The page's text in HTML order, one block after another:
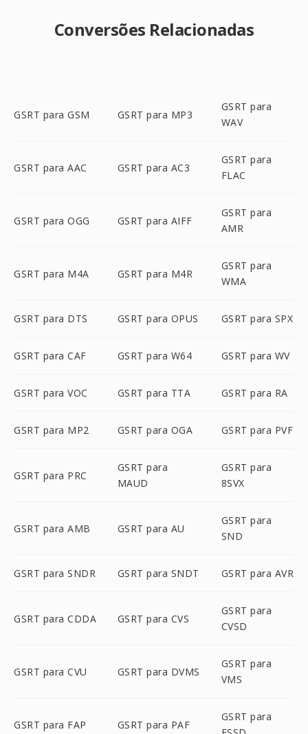
Conversões Relacionadas
GSRT para GSM GSRT para MP3
GSRT para
WAV
GSRT para AAC GSRT para AC3
GSRT para
FLAC
GSRT para OGG GSRT para AIFF
GSRT para
AMR
GSRT para M4A GSRT para M4R
GSRT para
WMA
GSRT para DTS GSRT para OPUS GSRT para SPX
GSRT para CAF GSRT para W64 GSRT para WV
GSRT para VOC GSRT para TTA GSRT para RA
GSRT para MP2 GSRT para OGA GSRT para PVF
GSRT para PRC
GSRT para
MAUD
GSRT para
8SVX
GSRT para AMB GSRT para AU
GSRT para
SND
GSRT para SNDR GSRT para SNDT GSRT para AVR
GSRT para CDDA GSRT para CVS
GSRT para
CVSD
GSRT para CVU GSRT para DVMS
GSRT para
VMS
GSRT para FAP GSRT para PAF
GSRT para